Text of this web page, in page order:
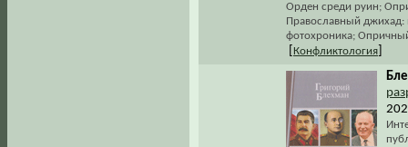
Орден среди руин;
Православный джихад:
фотохроника;
Конфликтология